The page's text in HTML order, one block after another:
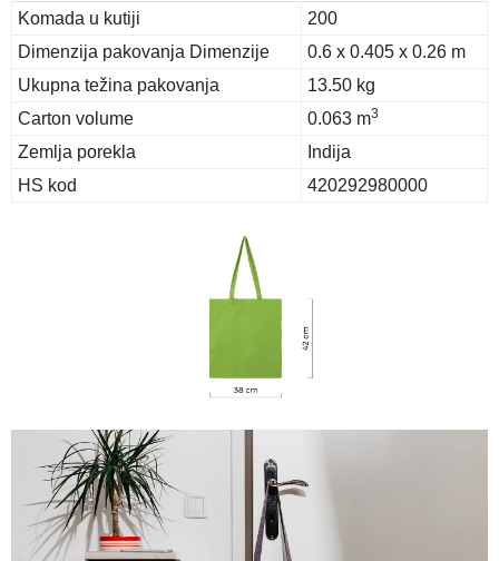
Komada u kutiji
200
Dimenzija pakovanja Dimenzije
0.6 x 0.405 x 0.26 m
Ukupna težina pakovanja
13.50 kg
Carton volume
0.063 m3
Zemlja porekla
Indija
HS kod
420292980000